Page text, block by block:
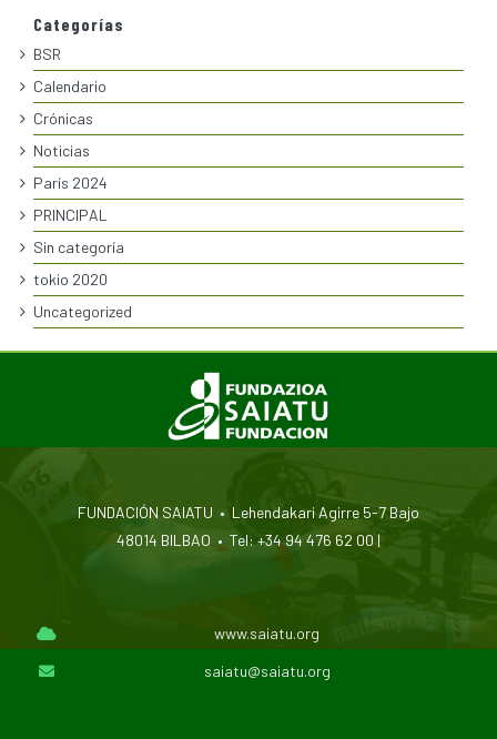
Categorías
BSR
Calendario
Crónicas
Noticias
París 2024
PRINCIPAL
Sin categoría
tokio 2020
Uncategorized
FUNDACIÓN SAIATU • Lehendakari Agirre 5-7 Bajo
48014 BILBAO • Tel: +34 94 476 62 00 |
www.saiatu.org
saiatu@saiatu.org